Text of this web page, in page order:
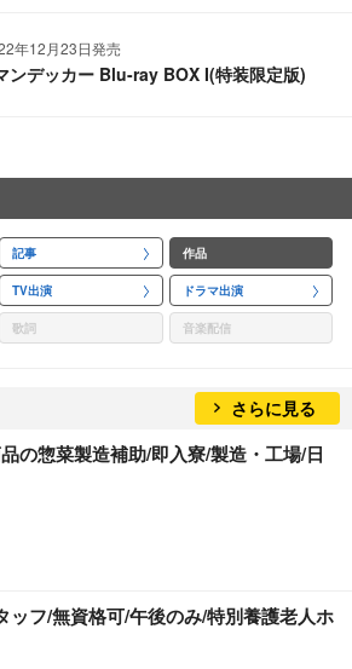
年12月23日発売
ンデッカー Blu-ray BOX I(特装限定版)
記事 作品
TV出演 ドラマ出演
歌詞 音楽配信
さらに見る
の惣菜製造補助/即入寮/製造・工場/日
ッフ/無資格可/午後のみ/特別養護老人ホ